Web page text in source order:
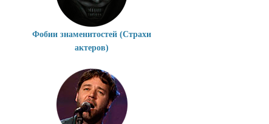
Фобии знаменитостей (Страхи
актеров)